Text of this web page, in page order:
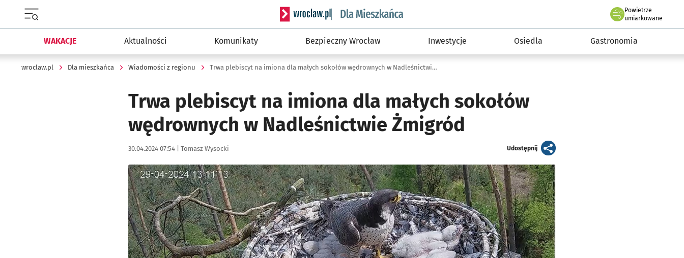
Serwis informacyjny wroclaw.pl podserwis: Dla mieszkańca
Powietrze
we Wrocławiu
umiarkowane
WAKACJE Aktualności Komunikaty Bezpieczny Wrocław Inwestycje Osiedla Gastronomia
wroclaw.pl Dla mieszkańca Wiadomości z regionu Trwa plebiscyt na imiona dla małych sokołów wędrownych w Nadleśnictwie Żmigród
Trwa plebiscyt na imiona dla małych sokołów
wędrownych w Nadleśnictwie Żmigród
Data publikacji:
30.04.2024 07:54 | Autor:
Tomasz Wysocki Udostępnijartykuł
Kliknij, aby powiększyć